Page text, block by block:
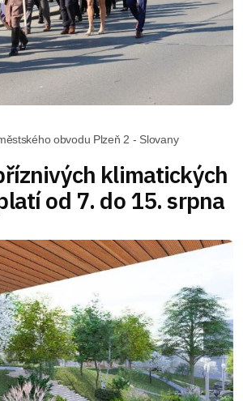
obvodu Plzeň 2 - Slovany
klimatických
od 7. do 15. srpna